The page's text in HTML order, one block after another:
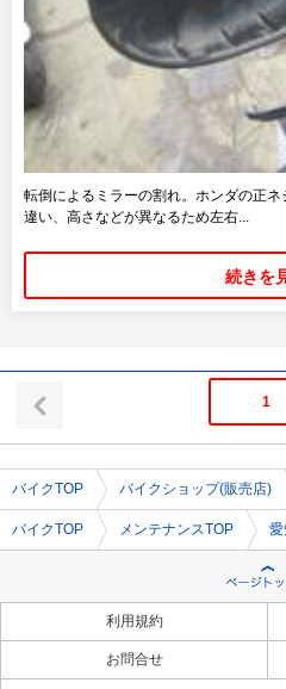
転倒によるミラーの割れ。ホンダの正
違い、高さなどが異なるため左右...
続きを
1
バイクTOP バイクショップ(販売店)
バイクTOP メンテナンスTOP
利用規約
お問合せ